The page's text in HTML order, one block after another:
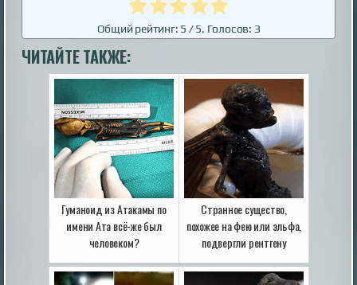
Общий рейтинг: 5 / 5. Голосов: 3
ЧИТАЙТЕ ТАКЖЕ:
Гуманоид из Атакамы по
имени Ата всё-же был
человеком?
Странное существо,
похожее на фею или эльфа,
подвергли рентгену